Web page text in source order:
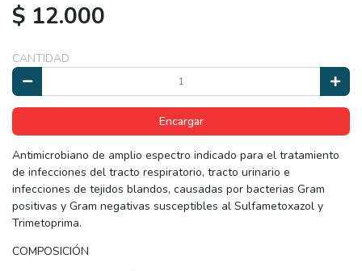
$ 12.000
CANTIDAD
Encargar
Antimicrobiano de amplio espectro indicado para el tratamiento
de infecciones del tracto respiratorio, tracto urinario e
infecciones de tejidos blandos, causadas por bacterias Gram
positivas y Gram negativas susceptibles al Sulfametoxazol y
Trimetoprima.
COMPOSICIÓN